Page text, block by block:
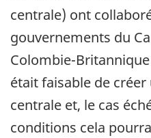
centrale) ont
gouvernements du
Colombie-
était faisable de créer
centrale et, le cas
conditions cela